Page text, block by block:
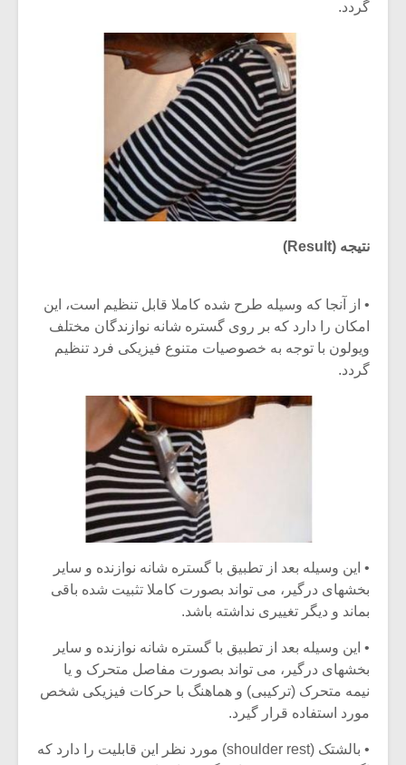
گردد.
نتیجه (Result)
• از آنجا که وسیله طرح شده کاملا قابل تنظیم است، این
امکان را دارد که بر روی گستره شانه نوازندگان مختلف
ویولون با توجه به خصوصیات متنوع فیزیکی فرد تنظیم
گردد.
• این وسیله بعد از تطبیق با گستره شانه نوازنده و سایر
بخشهای درگیر، می تواند بصورت کاملا تثبیت شده باقی
بماند و دیگر تغییری نداشته باشد.
• این وسیله بعد از تطبیق با گستره شانه نوازنده و سایر
بخشهای درگیر، می تواند بصورت مفاصل متحرک و یا
نیمه متحرک (ترکیبی) و هماهنگ با حرکات فیزیکی شخص
مورد استفاده قرار گیرد.
• بالشتک (shoulder rest) مورد نظر این قابلیت را دارد که